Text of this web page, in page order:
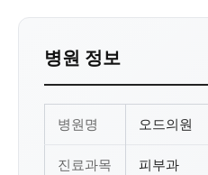
병원 정보
병원명 오드의원
진료과목 피부과